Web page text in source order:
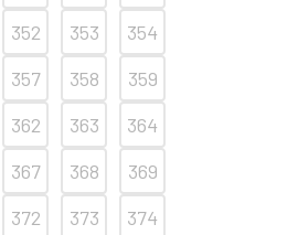
352 353
354
357 358
359
362 363
364
367 368
369
372 373
374